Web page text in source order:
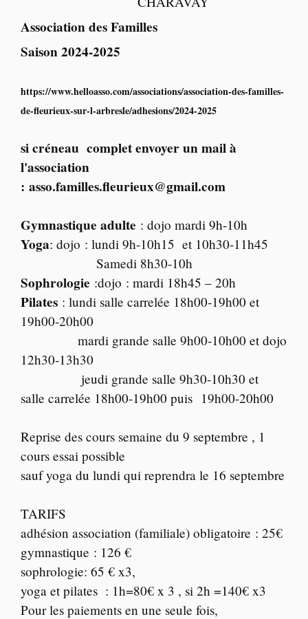
Association des Familles
Saison 2024-2025
https://www.helloasso.com/associations/association-des-familles-
de-fleurieux-sur-l-arbresle/adhesions/2024-2025
si créneau complet envoyer un mail à
l'association
: asso.familles.fleurieux@gmail.com
Gymnastique adulte : dojo mardi 9h-10h
Yoga: dojo : lundi 9h-10h15 et 10h30-11h45
Samedi 8h30-10h
Sophrologie :dojo : mardi 18h45 – 20h
Pilates : lundi salle carrelée 18h00-19h00 et
19h00-20h00
mardi grande salle 9h00-10h00 et dojo
12h30-13h30
jeudi grande salle 9h30-10h30 et
salle carrelée 18h00-19h00 puis 19h00-20h00
Reprise des cours semaine du 9 septembre , 1
cours essai possible
sauf yoga du lundi qui reprendra le 16 septembre
TARIFS
adhésion association (familiale) obligatoire : 25€
gymnastique : 126 €
sophrologie: 65 € x3,
yoga et pilates : 1h=80€ x 3 , si 2h =140€ x3
Pour les paiements en une seule fois,